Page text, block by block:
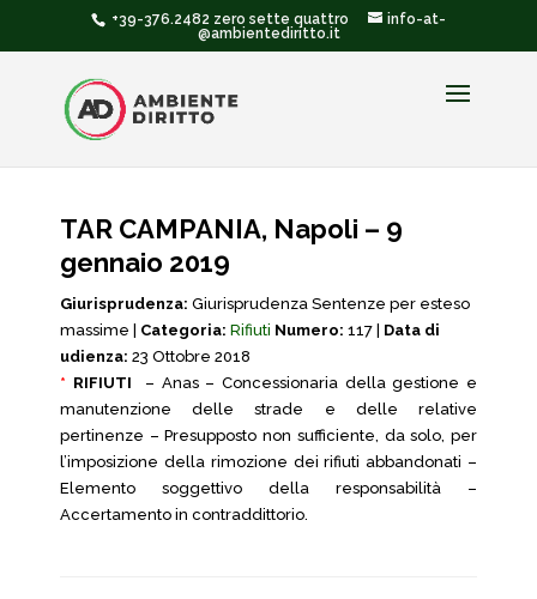
+39-376.2482 zero sette quattro
info-at-
@ambientediritto.it
TAR CAMPANIA, Napoli – 9
gennaio 2019
Giurisprudenza: Giurisprudenza Sentenze per esteso
massime | Categoria: Rifiuti Numero: 117 | Data di
udienza: 23 Ottobre 2018
* RIFIUTI – Anas – Concessionaria della gestione e
manutenzione delle strade e delle relative
pertinenze – Presupposto non sufficiente, da solo, per
l’imposizione della rimozione dei rifiuti abbandonati –
Elemento soggettivo della responsabilità –
Accertamento in contraddittorio.